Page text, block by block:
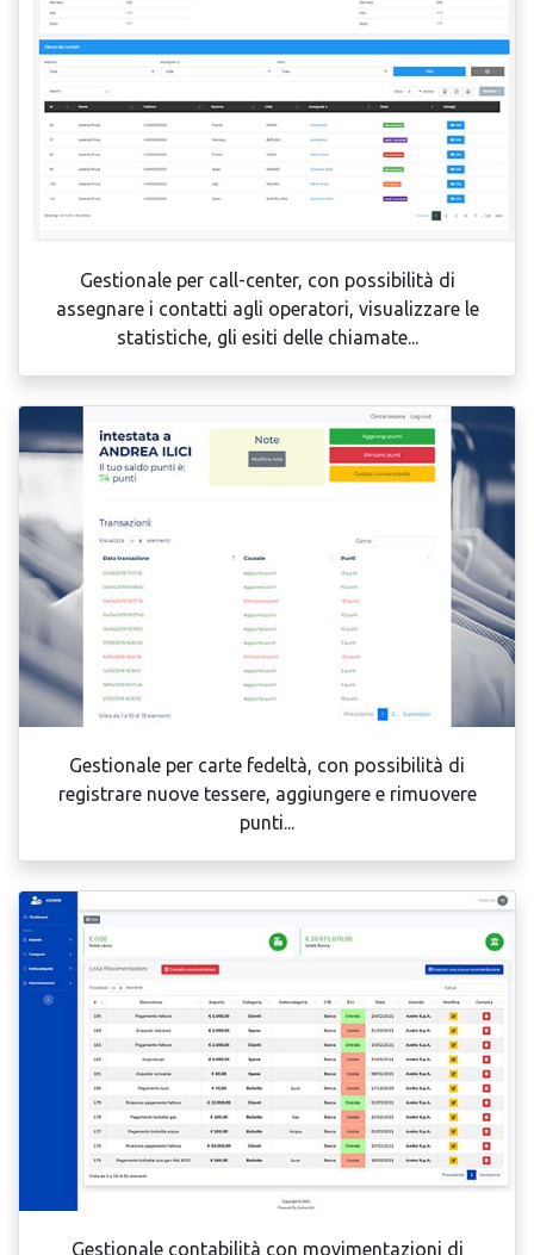
Gestionale per call-center, con possibilità di
assegnare i contatti agli operatori, visualizzare le
statistiche, gli esiti delle chiamate...
Gestionale per carte fedeltà, con possibilità di
registrare nuove tessere, aggiungere e rimuovere
punti...
Gestionale contabilità con movimentazioni di